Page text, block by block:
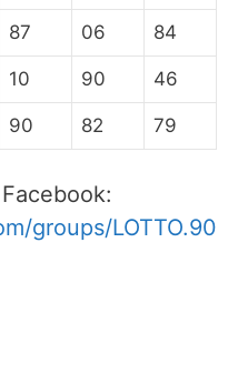
87 06 84
10 90 46
90 82 79
groups/LOTTO.90